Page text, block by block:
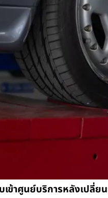
าศูนย์บริการหลังเปลี่ย